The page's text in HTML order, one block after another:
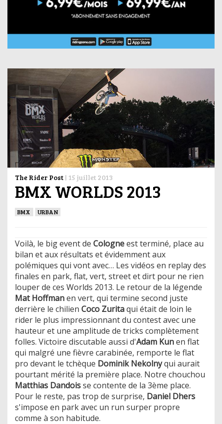
The Rider Post | 15 juillet 2013
BMX WORLDS 2013
BMX URBAN
Voilà, le big event de Cologneest terminé, place au
bilan et aux résultats et évidemment aux
polémiques qui vont avec… Les vidéos en replay des
finales en park, flat, vert, street et dirt pour ne rien
louper de ces Worlds 2013. Le retour de la légende
Mat Hoffmanen vert, qui termine second juste
derrière le chilien Coco Zuritaqui était de loin le
rider le plus impressionnant du contest avec une
hauteur et une amplitude de tricks complètement
folles. Victoire discutable aussi d'Adam Kunen flat
qui malgré une fièvre carabinée, remporte le flat
pro devant le tchèque Dominik Nekolnyqui aurait
pourtant mérité la première place. Notre chouchou
Matthias Dandoisse contente de la 3ème place.
Pour le reste, pas trop de surprise, Daniel Dhers
s'impose en park avec un run surper propre
comme à son habitude.